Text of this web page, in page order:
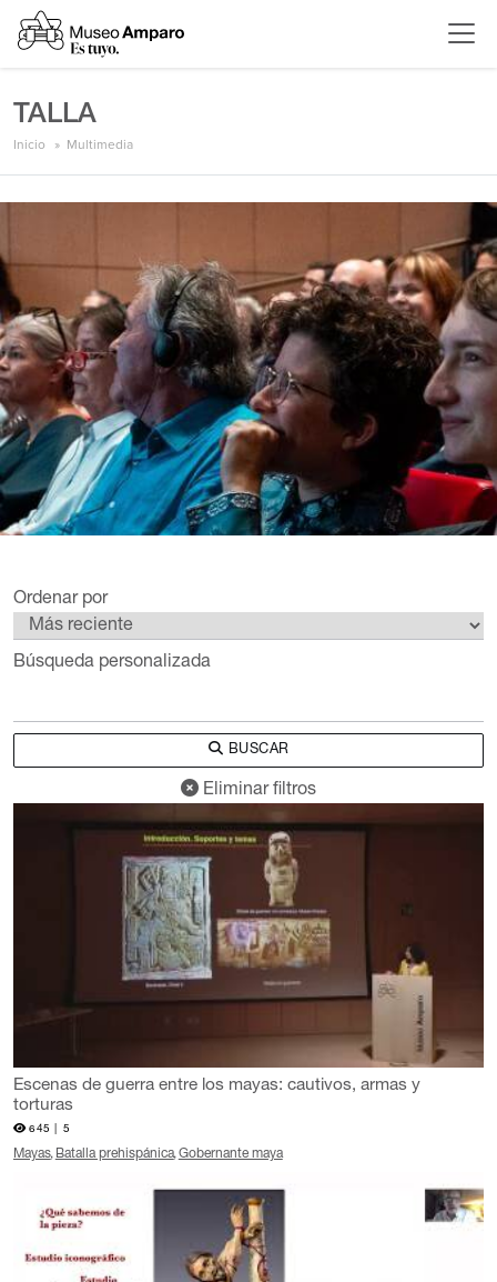
TALLA
Inicio Multimedia
Ordenar por
Búsqueda personalizada
BUSCAR
Eliminar filtros
Escenas de guerra entre los mayas: cautivos, armas y
torturas
645 | 5
Mayas Batalla prehispánica Gobernante maya